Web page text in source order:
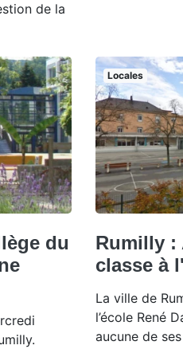
de la
du
Locales
Rumilly :
classe à
La ville de
l’école René
aucune de